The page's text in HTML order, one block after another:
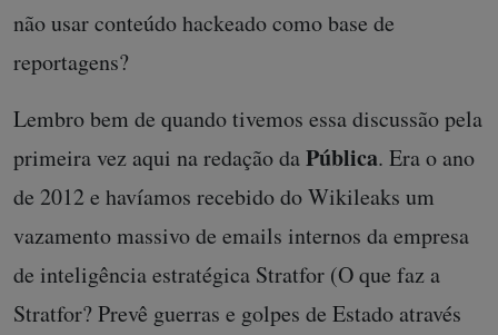
não usar conteúdo hackeado como base de
reportagens?
Lembro bem de quando tivemos essa discussão pela
primeira vez aqui na redação daPública. Era o ano
de 2012 e havíamos recebido do Wikileaks um
vazamento massivo de emails internos da empresa
de inteligência estratégica Stratfor (O que faz a
Stratfor? Prevê guerras e golpes de Estado através